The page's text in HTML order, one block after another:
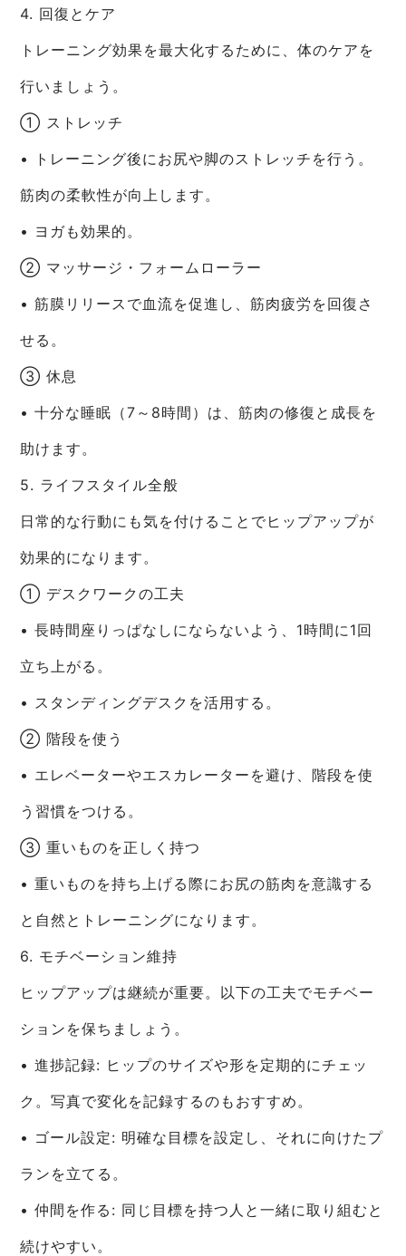
4. 回復とケア
トレーニング効果を最大化するために、体のケアを
行いましょう。
① ストレッチ
• トレーニング後にお尻や脚のストレッチを行う。
筋肉の柔軟性が向上します。
• ヨガも効果的。
② マッサージ・フォームローラー
• 筋膜リリースで血流を促進し、筋肉疲労を回復さ
せる。
③ 休息
• 十分な睡眠（7～8時間）は、筋肉の修復と成長を
助けます。
5. ライフスタイル全般
日常的な行動にも気を付けることでヒップアップが
効果的になります。
① デスクワークの工夫
• 長時間座りっぱなしにならないよう、1時間に1回
立ち上がる。
• スタンディングデスクを活用する。
② 階段を使う
• エレベーターやエスカレーターを避け、階段を使
う習慣をつける。
③ 重いものを正しく持つ
• 重いものを持ち上げる際にお尻の筋肉を意識する
と自然とトレーニングになります。
6. モチベーション維持
ヒップアップは継続が重要。以下の工夫でモチベー
ションを保ちましょう。
• 進捗記録: ヒップのサイズや形を定期的にチェッ
ク。写真で変化を記録するのもおすすめ。
• ゴール設定: 明確な目標を設定し、それに向けたプ
ランを立てる。
• 仲間を作る: 同じ目標を持つ人と一緒に取り組むと
続けやすい。